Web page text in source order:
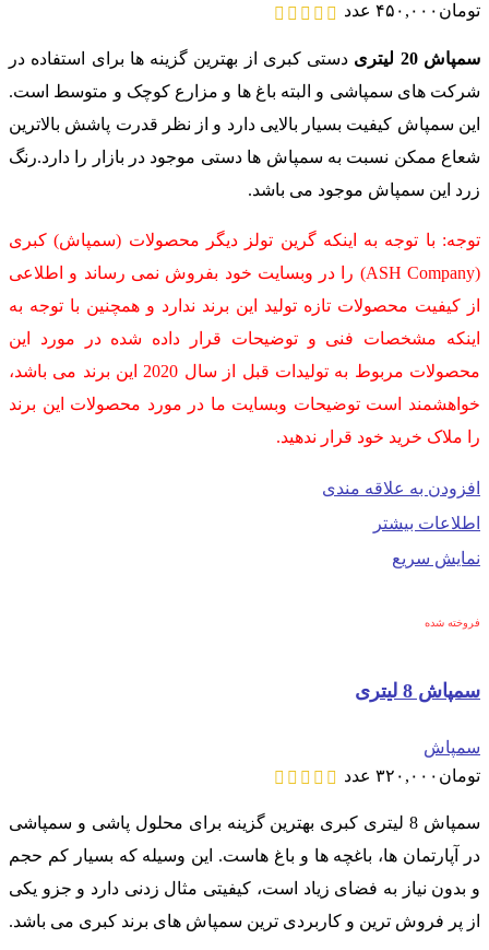
تومان ۴۵۰,۰۰۰ عدد
سمپاش 20 لیتری
دستی کبری از بهترین گزینه ها برای استفاده در
شرکت های سمپاشی و البته باغ ها و مزارع کوچک و متوسط است.
این سمپاش کیفیت بسیار بالایی دارد و از نظر قدرت پاشش بالاترین
شعاع ممکن نسبت به سمپاش ها دستی موجود در بازار را دارد.رنگ
زرد این سمپاش موجود می باشد.
توجه: با توجه به اینکه گرین تولز دیگر محصولات (سمپاش) کبری
(ASH Company) را در وبسایت خود بفروش نمی رساند و اطلاعی
از کیفیت محصولات تازه تولید این برند ندارد و همچنین با توجه به
اینکه مشخصات فنی و توضیحات قرار داده شده در مورد این
محصولات مربوط به تولیدات قبل از سال 2020 این برند می باشد،
خواهشمند است توضیحات وبسایت ما در مورد محصولات این برند
را ملاک خرید خود قرار ندهید.
افزودن به علاقه مندی
اطلاعات بیشتر
نمایش سریع
فروخته شده
سمپاش 8 لیتری
سمپاش
تومان ۳۲۰,۰۰۰ عدد
سمپاش 8 لیتری کبری بهترین گزینه برای محلول پاشی و سمپاشی
در آپارتمان ها، باغچه ها و باغ هاست. این وسیله که بسیار کم حجم
و بدون نیاز به فضای زیاد است، کیفیتی مثال زدنی دارد و جزو یکی
از پر فروش ترین و کاربردی ترین سمپاش های برند کبری می باشد.